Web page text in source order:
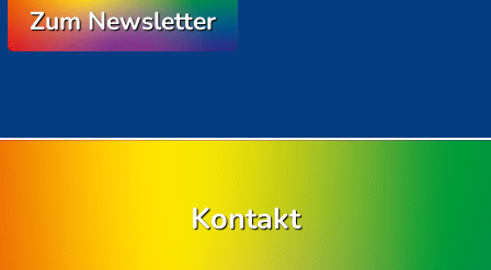
Zum Newsletter
Kontakt